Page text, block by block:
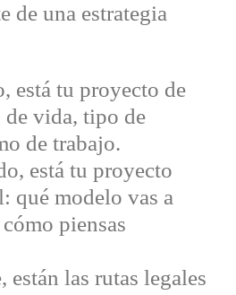
de una estrategia
está tu proyecto de
vida, tipo de
de trabajo.
está tu proyecto
qué modelo vas a
piensas
están las rutas legales